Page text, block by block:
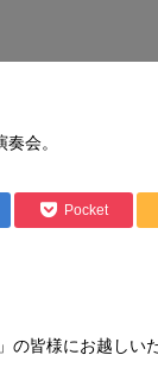
会。
Pocket
の皆様にお越し